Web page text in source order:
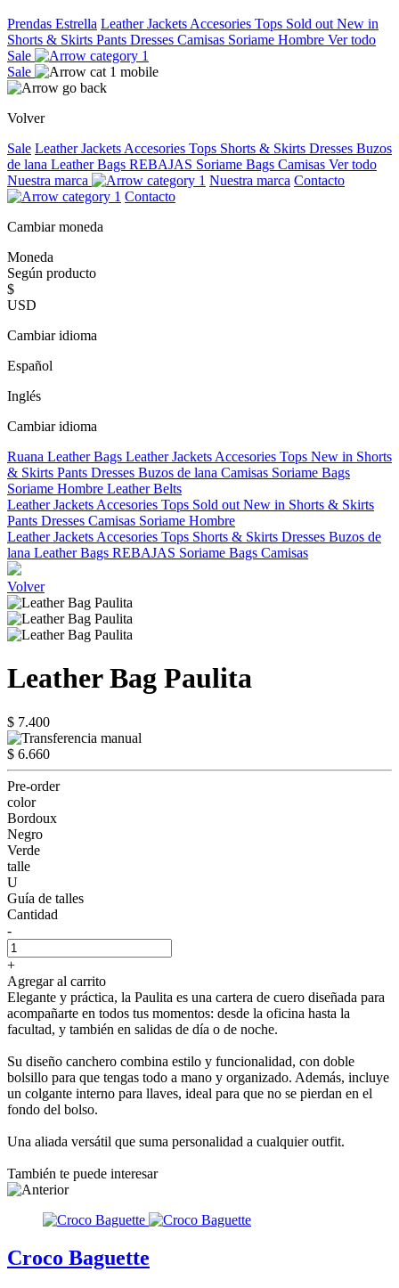
Prendas Estrella Leather Jackets Accesories Tops Sold out New in
Shorts & Skirts Pants Dresses Camisas Soriame Hombre Ver todo
Sale
Sale
Volver
Sale Leather Jackets Accesories Tops Shorts & Skirts Dresses Buzos
de lana Leather Bags REBAJAS Soriame Bags Camisas Ver todo
Nuestra marca
Nuestra marca Contacto
Contacto
Cambiar moneda
Moneda
Según producto
$
USD
Cambiar idioma
Español
Inglés
Cambiar idioma
Ruana Leather Bags Leather Jackets Accesories Tops New in Shorts
& Skirts Pants Dresses Buzos de lana Camisas Soriame Bags
Soriame Hombre Leather Belts
Leather Jackets Accesories Tops Sold out New in Shorts & Skirts
Pants Dresses Camisas Soriame Hombre
Leather Jackets Accesories Tops Shorts & Skirts Dresses Buzos de
lana Leather Bags REBAJAS Soriame Bags Camisas
Volver
Leather Bag Paulita
$ 7.400
$ 6.660
Pre-order
color
Bordoux
Negro
Verde
talle
U
Guía de talles
Cantidad
-
+
Agregar al carrito
Elegante y práctica, la Paulita es una cartera de cuero diseñada para
acompañarte en todos tus momentos: desde la oficina hasta la
facultad, y también en salidas de día o de noche.
Su diseño canchero combina estilo y funcionalidad, con doble
bolsillo para que tengas todo a mano y organizado. Además, incluye
un colgante interno para llaves, ideal para que no se pierdan en el
fondo del bolso.
Una aliada versátil que suma personalidad a cualquier outfit.
También te puede interesar
Croco Baguette